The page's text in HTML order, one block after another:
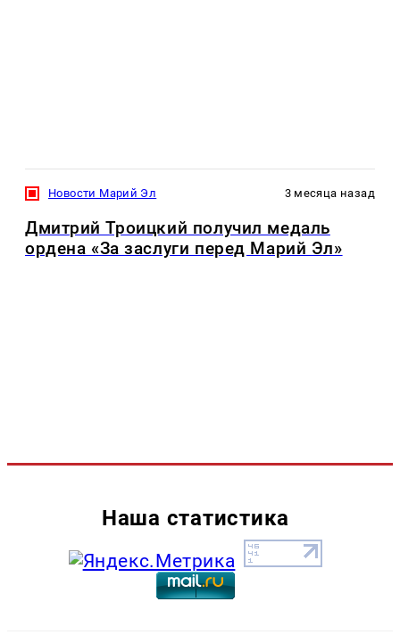
Новости Марий Эл 3 месяца назад
Дмитрий Троицкий получил медаль
ордена «За заслуги перед Марий Эл»
Наша статистика